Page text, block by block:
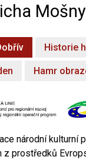
Mošny
Historie
Hamr
národní kulturní
z prostředků